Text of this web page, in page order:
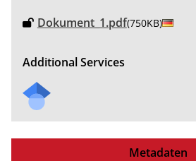
Dokument_1.pdf(750KB)
Additional Services
Metadaten